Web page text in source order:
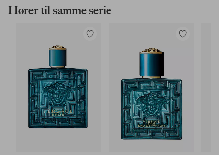
Hører til samme serie
Tilføj
Tilføj